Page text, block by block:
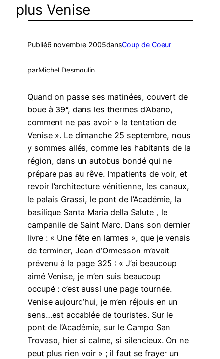
plus Venise
Publié6 novembre 2005dansCoup de Coeur
parMichel Desmoulin
Quand on passe ses matinées, couvert de
boue à 39°, dans les thermes d’Abano,
comment ne pas avoir » la tentation de
Venise ». Le dimanche 25 septembre, nous
y sommes allés, comme les habitants de la
région, dans un autobus bondé qui ne
prépare pas au rêve. Impatients de voir, et
revoir l’architecture vénitienne, les canaux,
le palais Grassi, le pont de l’Académie, la
basilique Santa Maria della Salute , le
campanile de Saint Marc. Dans son dernier
livre : « Une fête en larmes », que je venais
de terminer, Jean d’Ormesson m’avait
prévenu à la page 325 : « J’ai beaucoup
aimé Venise, je m’en suis beaucoup
occupé : c’est aussi une page tournée.
Venise aujourd’hui, je m’en réjouis en un
sens…est accablée de touristes. Sur le
pont de l’Académie, sur le Campo San
Trovaso, hier si calme, si silencieux. On ne
peut plus rien voir » ; il faut se frayer un